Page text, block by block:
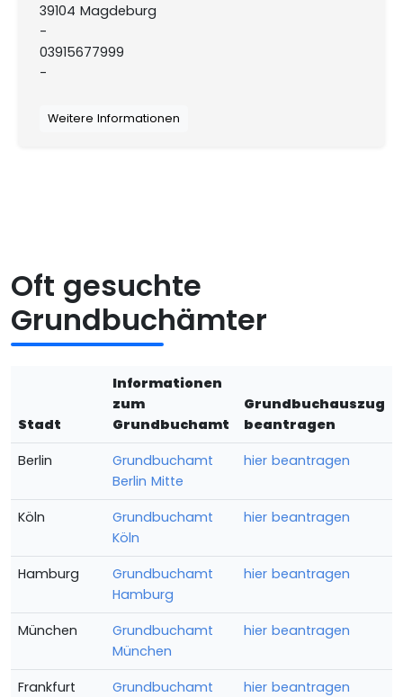
39104 Magdeburg
-
03915677999
-
Weitere Informationen
Oft gesuchte
Grundbuchämter
Stadt
Informationen
zum
Grundbuchamt
Grundbuchauszug
beantragen
Berlin
Grundbuchamt
Berlin Mitte
hier beantragen
Köln
Grundbuchamt
Köln
hier beantragen
Hamburg
Grundbuchamt
Hamburg
hier beantragen
München
Grundbuchamt
München
hier beantragen
Frankfurt
Grundbuchamt
hier beantragen